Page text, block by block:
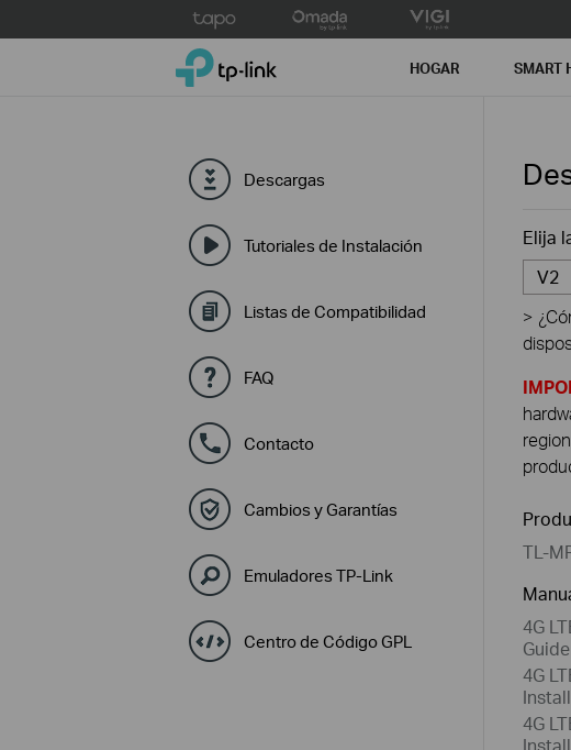
to
TP-Link, Reliably Smart HOGAR SMART
Descargas
Tutoriales de Instalación
Listas de Compatibilidad
FAQ
Contacto
Cambios y Garantías
Emuladores TP-Link
Centro de Código GPL
Elija
V2
>
TL-
4G
Guide
4G
4G